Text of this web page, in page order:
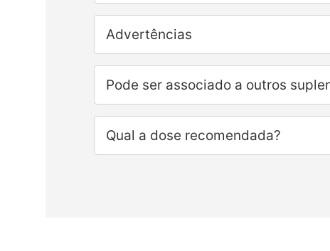
Advertências
Pode ser associado a outros
Qual a dose recomendada?